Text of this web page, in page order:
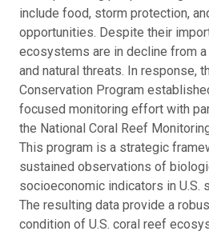
include food, storm protection,
opportunities. Despite their
ecosystems are in decline from
and natural threats. In response,
Conservation Program
focused monitoring effort with
the National Coral Reef
This program is a strategic
sustained observations of
socioeconomic indicators in U.S.
The resulting data provide a
condition of U.S. coral reef